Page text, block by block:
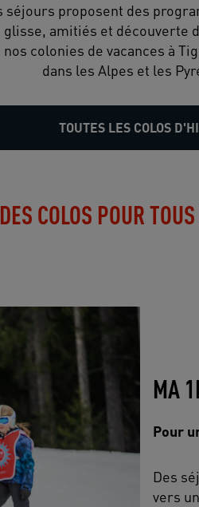
proposent des
amitiés et
colonies de vacances à
dans les Alpes et les
TOUTES LES COLOS
DES COLOS POUR
MA
Pour
Des
vers